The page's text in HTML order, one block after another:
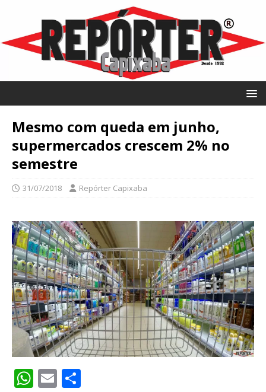
Mesmo com queda em junho,
supermercados crescem 2% no
semestre
31/07/2018 Repórter Capixaba
W E